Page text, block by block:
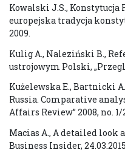
Kowalski J.S., Konstytucja
europejska tradycja
2009.
Kulig A., Naleziński B.,
ustrojowym Polski,
Kużelewska E., Bartnicki
Russia. Comparative
Affairs Review” 2008, no. 1/
Macias A., A detailed look
Business Insider,